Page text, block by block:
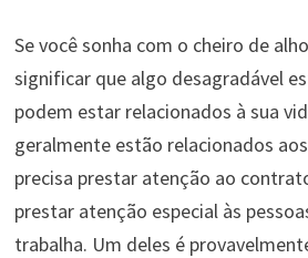
Se você sonha com o cheiro de
significar que algo desagradável
podem estar relacionados à sua
geralmente estão relacionados
precisa prestar atenção ao
prestar atenção especial às
trabalha. Um deles é